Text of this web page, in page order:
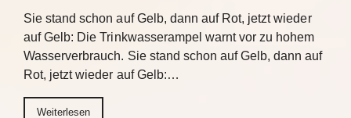
Sie stand schon auf Gelb, dann auf Rot, jetzt wieder
auf Gelb: Die Trinkwasserampel warnt vor zu hohem
Wasserverbrauch. Sie stand schon auf Gelb, dann auf
Rot, jetzt wieder auf Gelb:…
Weiterlesen